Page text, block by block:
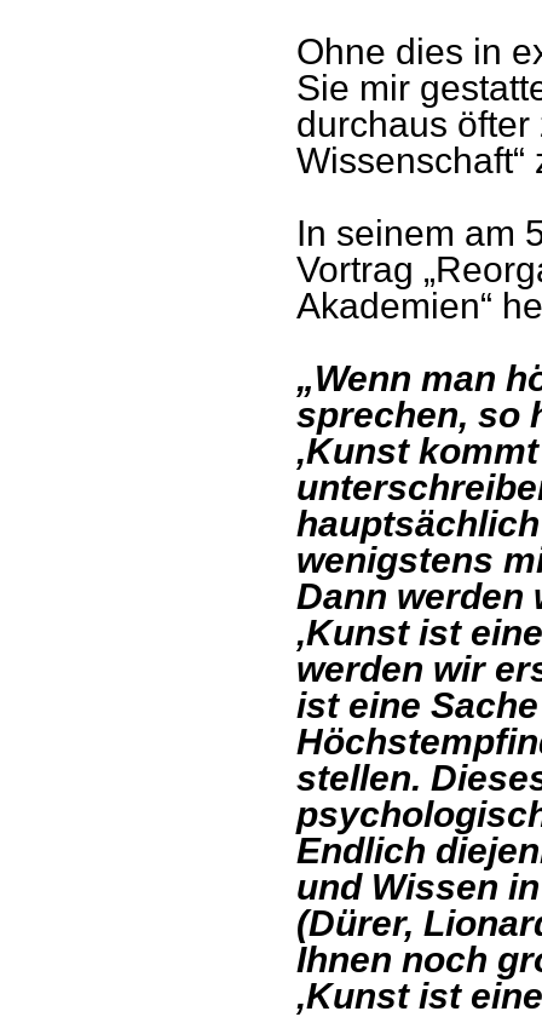
Ohne dies in
Sie mir
durchaus öfter
Wissenschaft“
In seinem am
Vortrag
Akademien“
„Wenn man
sprechen, so
‚Kunst
wenigstens
Dann werden
‚Kunst ist
werden wir
ist eine
stellen.
Endlich
und Wissen
(Dürer,
Ihnen noch
‚Kunst ist